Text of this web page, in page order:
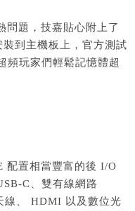
問題，技嘉貼心附上了
裝到主機板上，官方測試
頻玩家們輕鬆記憶體超
配置相當豐富的後 I/O
C、雙有線網路
線、 HDMI 以及數位光